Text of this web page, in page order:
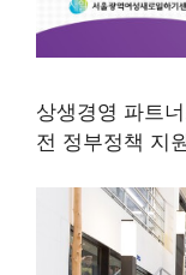
상생경영 파트
전 정부정책 지